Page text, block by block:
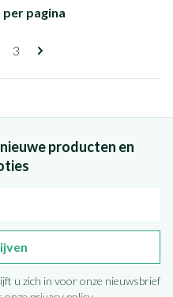
momenteel pagina
Pagina
3
per pagina
producten en
u zich in voor onze nieuwsbrief